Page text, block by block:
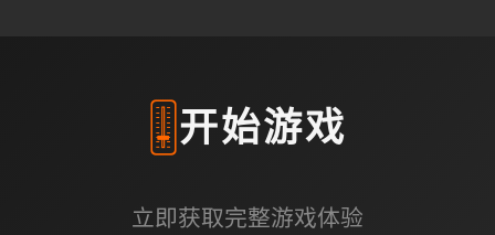
🎚️ 开始游戏
立即获取完整游戏体验